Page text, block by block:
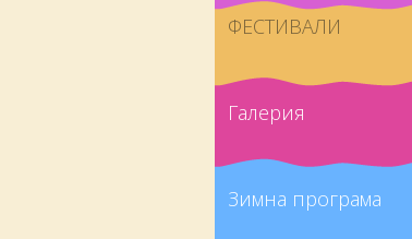
ФЕСТИВАЛИ
Галерия
Зимна програма